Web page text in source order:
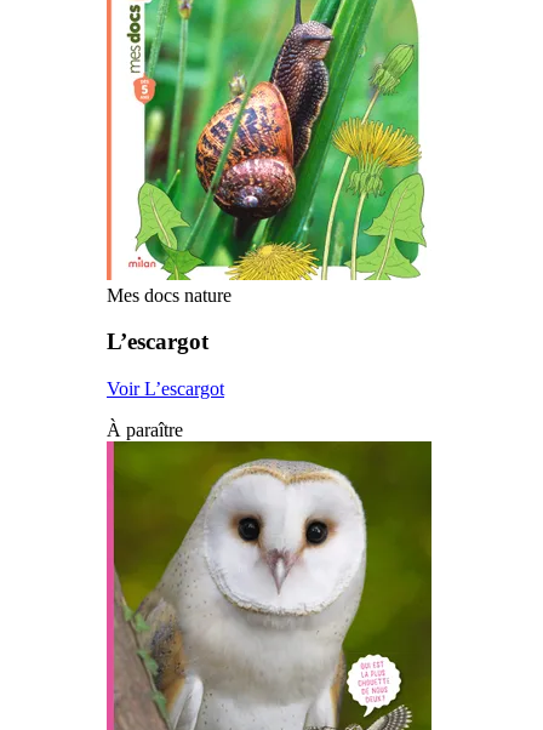
Mes docs nature
L’escargot
Voir L’escargot
À paraître